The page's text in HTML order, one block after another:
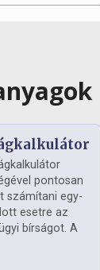
pontosan
számítani egy-
esetre az
bírságot. A